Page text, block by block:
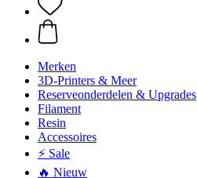
Merken
3D-Printers & Meer
Reserveonderdelen & Upgrades
Filament
Resin
Accessoires
⚡ Sale
🔥 Nieuw